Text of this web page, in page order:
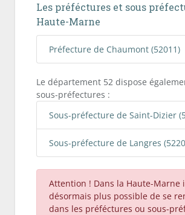
Les préféctures et sous
Haute-Marne
Préfecture de Chaumont (52011)
Le département 52 dispose
sous-préfectures :
Sous-préfecture de Saint-Dizier
Sous-préfecture de Langres
Attention ! Dans la Haute-Marne
désormais plus possible de se
dans les préféctures ou sous-